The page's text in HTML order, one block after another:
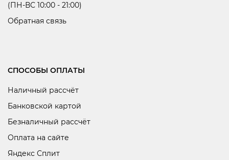
(ПН-ВС 10:00 - 21:00)
Обратная связь
СПОСОБЫ ОПЛАТЫ
Наличный рассчёт
Банковской картой
Безналичный рассчёт
Оплата на сайте
Яндекс Сплит